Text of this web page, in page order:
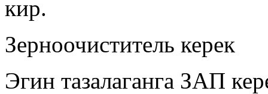
кир.
Зерноочиститель керек
Эгин тазалаганга ЗАП